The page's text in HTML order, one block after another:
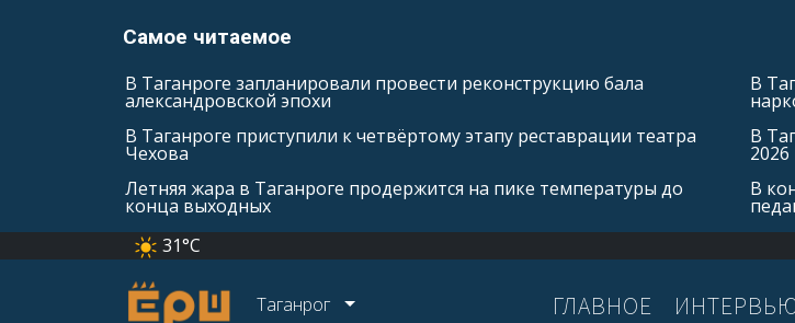
Самое читаемое
В Таганроге запланировали провести реконструкцию бала
александровской эпохи
В Таганроге приступили к четвёртому этапу реставрации театра
Чехова
Летняя жара в Таганроге продержится на пике температуры до
конца выходных
В
В
2026
В
31°C
Таганрог ГЛАВНОЕ